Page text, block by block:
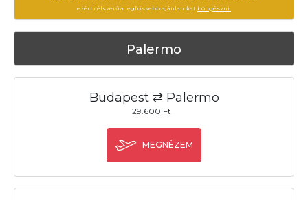
ezért célszerű a legfrissebb ajánlatokat böngészni.
Palermo
Budapest ⇄ Palermo
29.600 Ft
MEGNÉZEM